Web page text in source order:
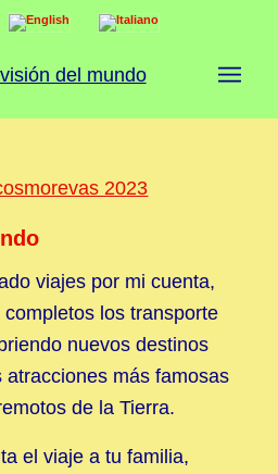
viajes por mi cuenta,
los transporte
nuevos destinos
atracciones más famosas
de la Tierra.
el viaje a tu familia,